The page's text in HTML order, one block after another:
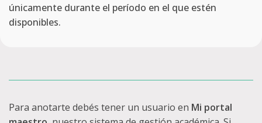
únicamente durante el período en el que estén
disponibles.
Para anotarte debés tener un usuario en Mi portal